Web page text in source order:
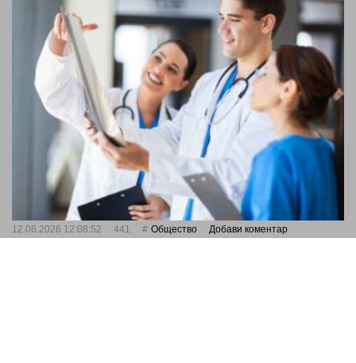
12.06.2026 12:08:52 441 Общество Добави коментар